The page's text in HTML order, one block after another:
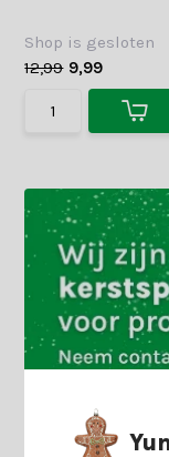
Shop is gesloten
12,99 9,99